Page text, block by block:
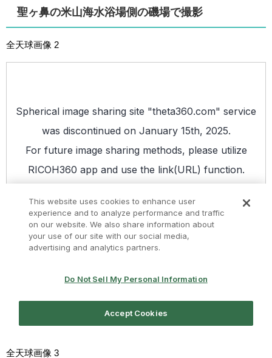
聖ヶ鼻の米山海水浴場側の磯場で撮影
全天球画像 2
全天球画像 3